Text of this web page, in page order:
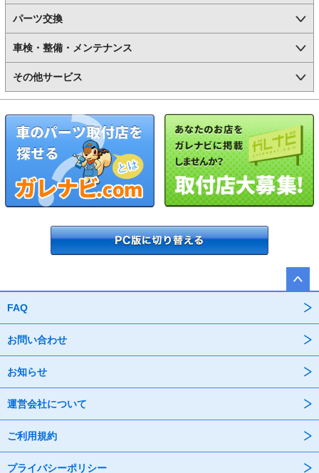
パーツ交換
車検・整備・メンテナンス
その他サービス
FAQ
お問い合わせ
お知らせ
運営会社について
ご利用規約
プライバシーポリシー